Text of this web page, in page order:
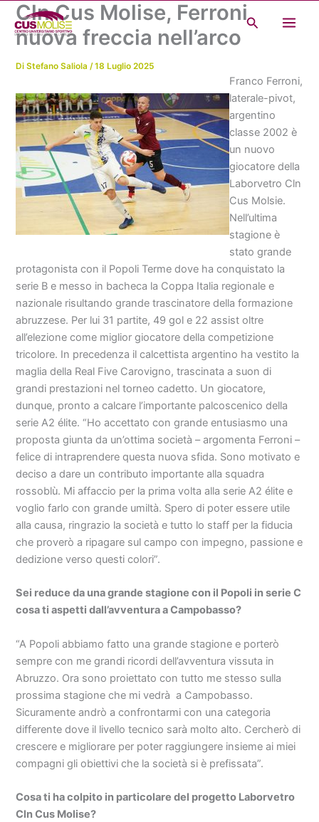
contenuto
Cerca
Cln Cus Molise, Ferroni
nuova freccia nell’arco
DiStefano Saliola/18 Luglio 2025
Franco Ferroni,
laterale-pivot,
argentino
classe 2002 è
un nuovo
giocatore della
Laborvetro Cln
Cus Molsie.
Nell’ultima
stagione è
stato grande
protagonista con il Popoli Terme dove ha conquistato la
serie B e messo in bacheca la Coppa Italia regionale e
nazionale risultando grande trascinatore della formazione
abruzzese. Per lui 31 partite, 49 gol e 22 assist oltre
all’elezione come miglior giocatore della competizione
tricolore. In precedenza il calcettista argentino ha vestito la
maglia della Real Five Carovigno, trascinata a suon di
grandi prestazioni nel torneo cadetto. Un giocatore,
dunque, pronto a calcare l’importante palcoscenico della
serie A2 élite. “Ho accettato con grande entusiasmo una
proposta giunta da un’ottima società – argomenta Ferroni –
felice di intraprendere questa nuova sfida. Sono motivato e
deciso a dare un contributo importante alla squadra
rossoblù. Mi affaccio per la prima volta alla serie A2 élite e
voglio farlo con grande umiltà. Spero di poter essere utile
alla causa, ringrazio la società e tutto lo staff per la fiducia
che proverò a ripagare sul campo con impegno, passione e
dedizione verso questi colori”.
Sei reduce da una grande stagione con il Popoli in serie C
cosa ti aspetti dall’avventura a Campobasso?
“A Popoli abbiamo fatto una grande stagione e porterò
sempre con me grandi ricordi dell’avventura vissuta in
Abruzzo. Ora sono proiettato con tutto me stesso sulla
prossima stagione che mi vedrà a Campobasso.
Sicuramente andrò a confrontarmi con una categoria
differente dove il livello tecnico sarà molto alto. Cercherò di
crescere e migliorare per poter raggiungere insieme ai miei
compagni gli obiettivi che la società si è prefissata”.
Cosa ti ha colpito in particolare del progetto Laborvetro
Cln Cus Molise?